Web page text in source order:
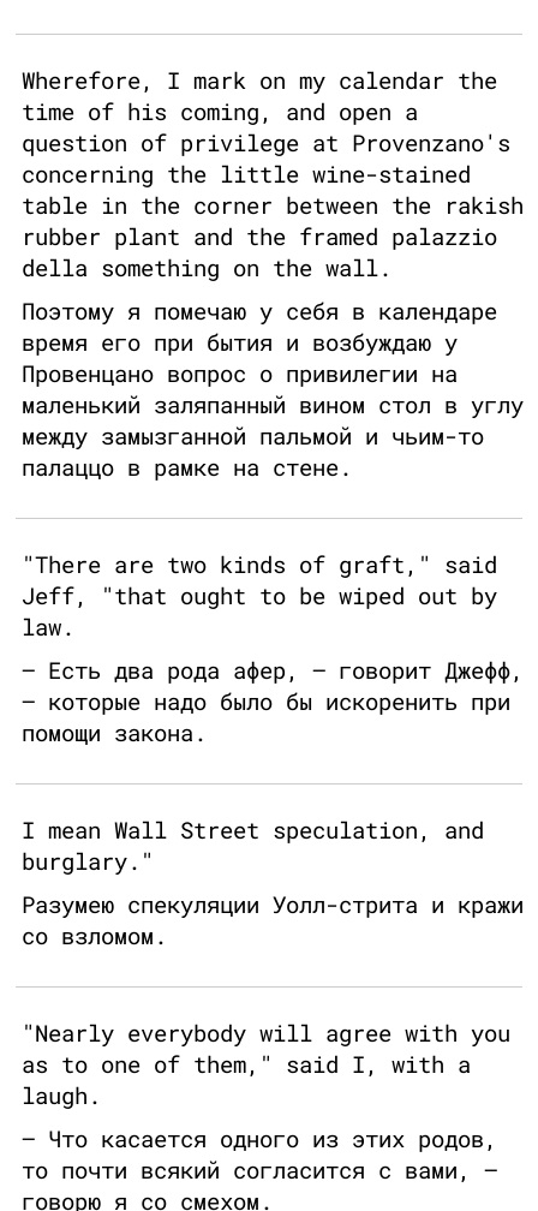
Wherefore, I mark on my calendar the
time of his coming, and open a
question of privilege at Provenzano's
concerning the little wine-stained
table in the corner between the rakish
rubber plant and the framed palazzio
della something on the wall.
Поэтому я помечаю у себя в календаре
время его при бытия и возбуждаю у
Провенцано вопрос о привилегии на
маленький заляпанный вином стол в углу
между замызганной пальмой и чьим-то
палаццо в рамке на стене.
"There are two kinds of graft," said
Jeff, "that ought to be wiped out by
law.
— Есть два рода афер, — говорит Джефф,
— которые надо было бы искоренить при
помощи закона.
I mean Wall Street speculation, and
burglary."
Разумею спекуляции Уолл-стрита и кражи
со взломом.
"Nearly everybody will agree with you
as to one of them," said I, with a
laugh.
— Что касается одного из этих родов,
то почти всякий согласится с вами, —
говорю я со смехом.